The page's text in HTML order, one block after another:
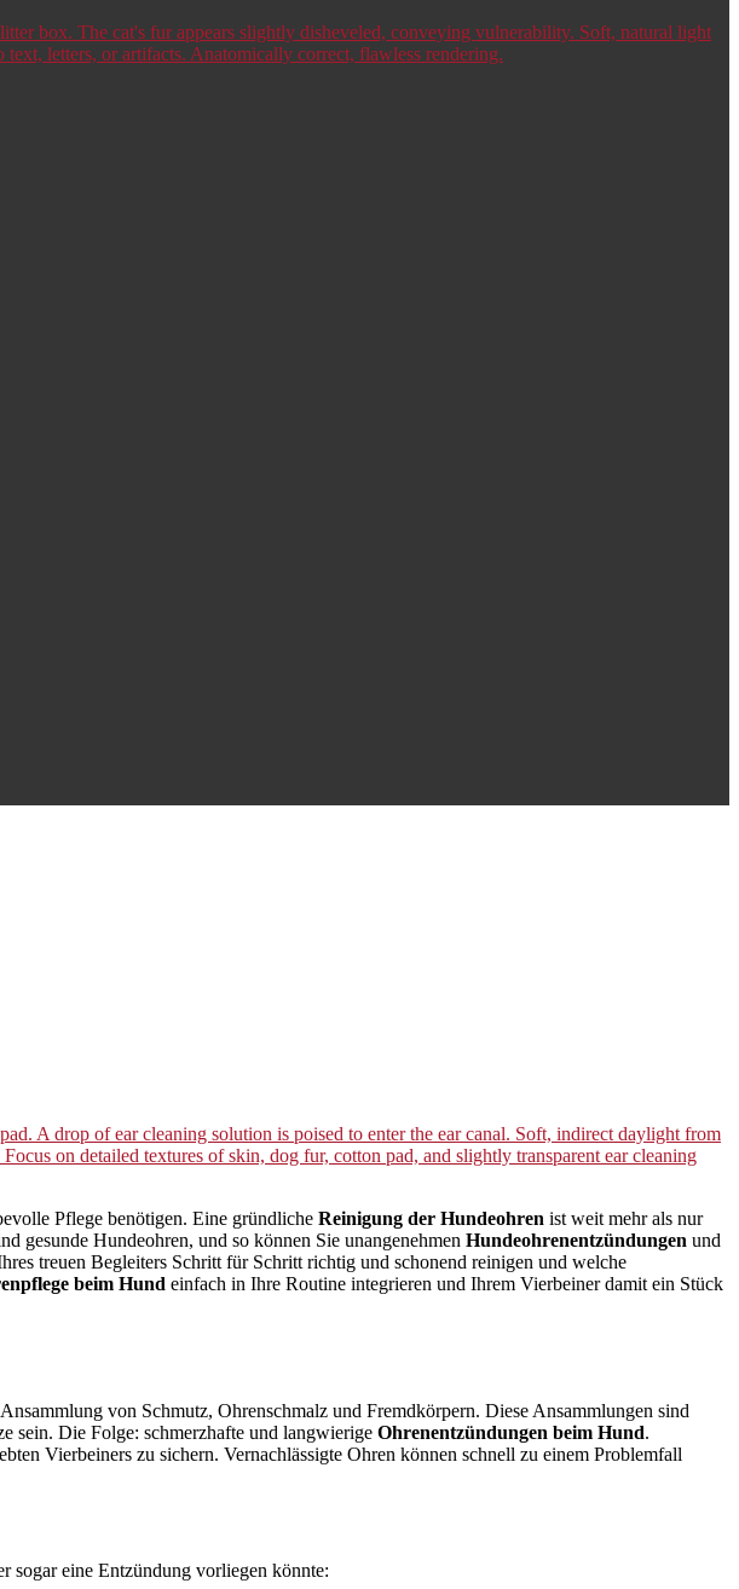
Pflege benötigen. Eine gründliche Reinigung der Hundeohren ist weit mehr als nur
gesunde Hundeohren, und so können Sie unangenehmen Hundeohrenentzündungen und
treuen Begleiters Schritt für Schritt richtig und schonend reinigen und welche
beim Hund einfach in Ihre Routine integrieren und Ihrem Vierbeiner damit ein Stück
von Schmutz, Ohrenschmalz und Fremdkörpern. Diese Ansammlungen sind
sein. Die Folge: schmerzhafte und langwierige Ohrenentzündungen beim Hund.
Vierbeiners zu sichern. Vernachlässigte Ohren können schnell zu einem Problemfall
sogar eine Entzündung vorliegen könnte: